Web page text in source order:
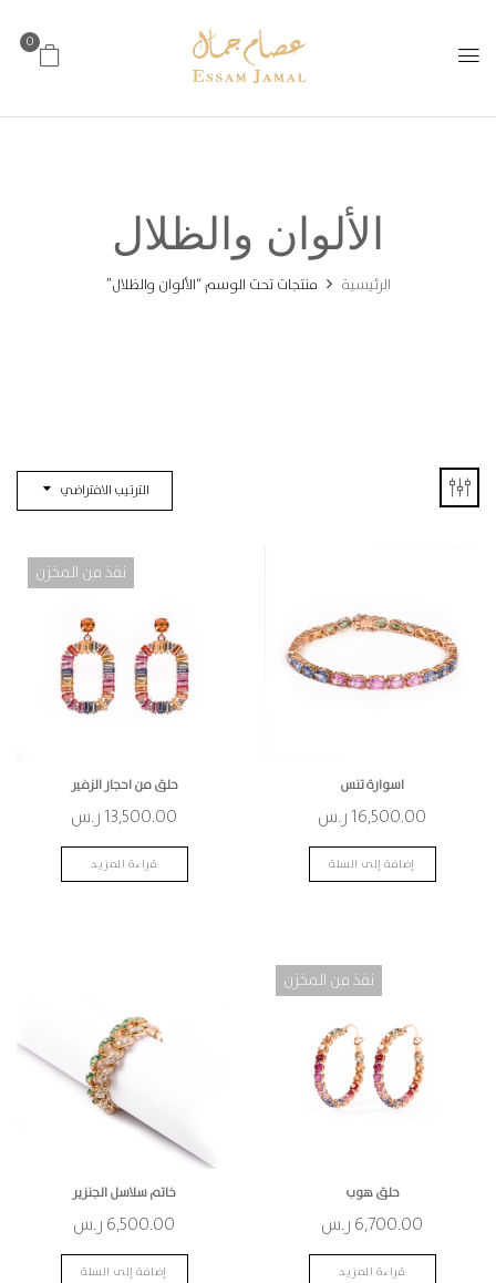
0
الألوان والظلال
الرئيسية منتجات تحت الوسم “الألوان والظلال”
الترتيب الافتراضي
اسوارة تنس
16,500.00ر.س
إضافة إلى السلة
نفذ من المخزن
حلق من احجار الزفير
13,500.00ر.س
قراءة المزيد
نفذ من المخزن
حلق هوب
6,700.00 ر.س
قراءة المزيد
خاتم سلاسل الجنزير
6,500.00 ر.س
إضافة إلى السلة